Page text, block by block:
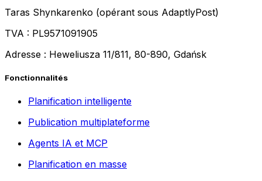
Taras Shynkarenko (opérant sous AdaptlyPost)
TVA : PL9571091905
Adresse : Heweliusza 11/811, 80-890, Gdańsk
Fonctionnalités
Planification intelligente
Publication multiplateforme
Agents IA et MCP
Planification en masse